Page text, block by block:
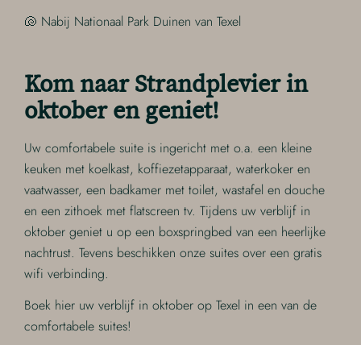
🐚 Nabij Nationaal Park Duinen van Texel
Kom naar Strandplevier in
oktober en geniet!
Uw comfortabele suite is ingericht met o.a. een kleine
keuken met koelkast, koffiezetapparaat, waterkoker en
vaatwasser, een badkamer met toilet, wastafel en douche
en een zithoek met flatscreen tv. Tijdens uw verblijf in
oktober geniet u op een boxspringbed van een heerlijke
nachtrust. Tevens beschikken onze suites over een gratis
wifi verbinding.
Boek hier uw verblijf in oktober op Texel in een van de
comfortabele suites!